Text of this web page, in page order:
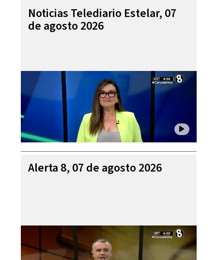
Noticias Telediario Estelar, 07
de agosto 2026
Alerta 8, 07 de agosto 2026